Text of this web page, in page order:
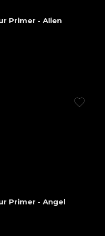
Primer - Alien
Primer - Angel